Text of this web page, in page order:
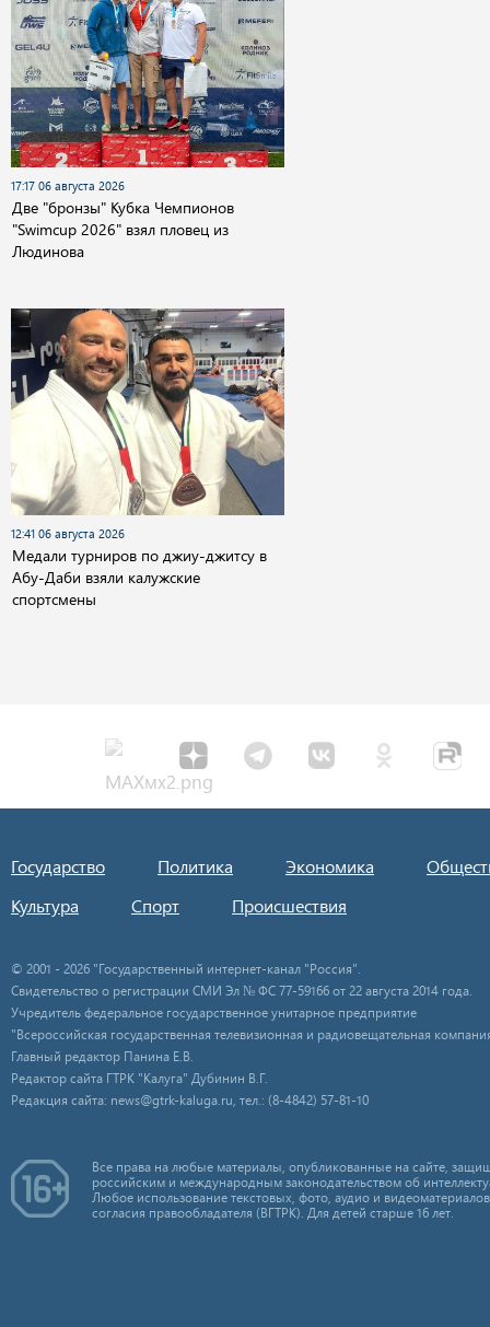
17:17 06 августа 2026
Две "бронзы" Кубка Чемпионов
"Swimcup 2026" взял пловец из
Людинова
12:41 06 августа 2026
Медали турниров по джиу-джитсу в
Абу-Даби взяли калужские
спортсмены
Государство Политика Экономика
Культура
Спорт Происшествия
© 2001 - 2026 "Государственный интернет-канал "Россия".
Свидетельство о регистрации СМИ Эл № ФС 77-59166 от 22 августа 2014 года.
Учредитель федеральное государственное унитарное предприятие
"Всероссийская государственная телевизионная и радиовещательная
Главный редактор Панина Е.В.
Редактор сайта ГТРК "Калуга" Дубинин В.Г.
Редакция сайта: news@gtrk-kaluga.ru, тел.: (8-4842) 57-81-10
Все права на любые материалы, опубликованные на сайте,
российским и международным законодательством об
Любое использование текстовых, фото, аудио и
согласия правообладателя (ВГТРК). Для детей старше 16 лет.